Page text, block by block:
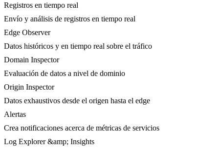
Registros en tiempo real
Envío y análisis de registros en tiempo real
Edge Observer
Datos históricos y en tiempo real sobre el tráfico
Domain Inspector
Evaluación de datos a nivel de dominio
Origin Inspector
Datos exhaustivos desde el origen hasta el edge
Alertas
Crea notificaciones acerca de métricas de servicios
Log Explorer &amp; Insights